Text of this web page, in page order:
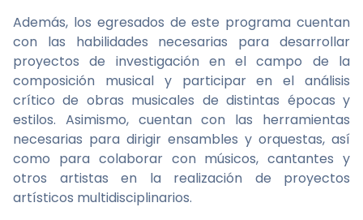
Además, los egresados de este programa cuentan
con las habilidades necesarias para desarrollar
proyectos de investigación en el campo de la
composición musical y participar en el análisis
crítico de obras musicales de distintas épocas y
estilos. Asimismo, cuentan con las herramientas
necesarias para dirigir ensambles y orquestas, así
como para colaborar con músicos, cantantes y
otros artistas en la realización de proyectos
artísticos multidisciplinarios.